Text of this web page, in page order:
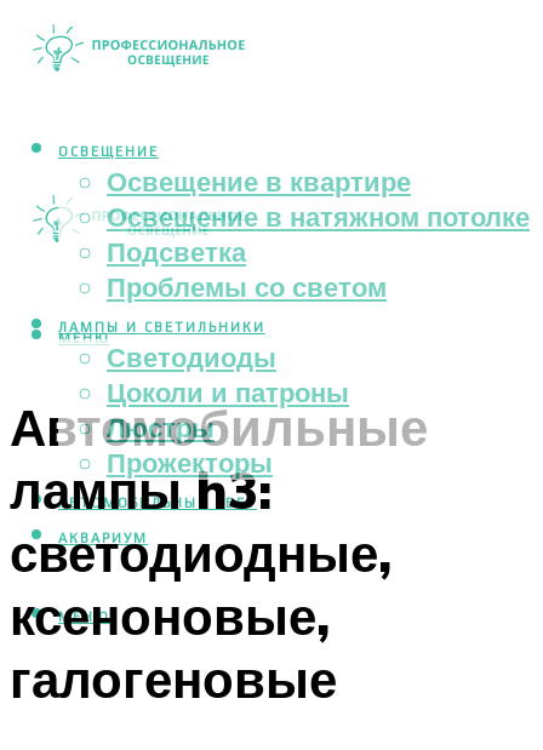
ОСВЕЩЕНИЕ
Освещение в квартире
Освещение в натяжном потолке
Подсветка
Проблемы со светом
ЛАМПЫ И СВЕТИЛЬНИКИ
Светодиоды
Цоколи и патроны
Люстры
Прожекторы
АВТОМОБИЛЬНЫЙ СВЕТ
АКВАРИУМ
МЕНЮ
МЕНЮ
Автомобильные
лампы h3:
светодиодные,
ксеноновые,
галогеновые